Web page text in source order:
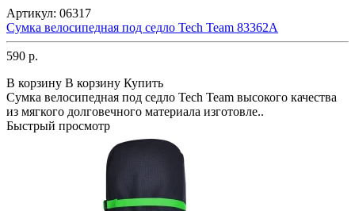
Артикул: 06317
Сумка велосипедная под седло Tech Team 83362A
590 р.
В корзину В корзину Купить
Сумка велосипедная под седло Tech Team высокого качества
из мягкого долговечного материала изготовле..
Быстрый просмотр